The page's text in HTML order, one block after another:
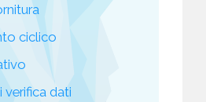
ciclico
verifica dati